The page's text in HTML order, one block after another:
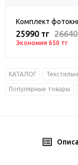
Комплект
25990 тг
Экономия 650 тг
КАТАЛОГ
Популярные товары